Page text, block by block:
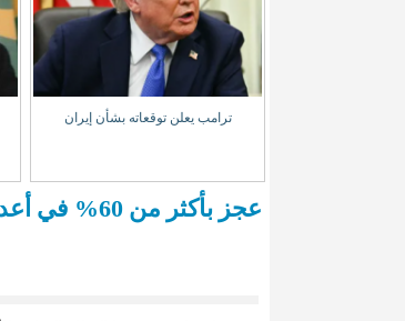
ترامب يعلن توقعاته بشأن إيران
عجز بأكثر من 60% في أعداد الأطباء العاملين بموريتانيا